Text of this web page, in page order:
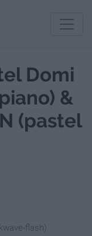
Domi
&
(pastel
flash)